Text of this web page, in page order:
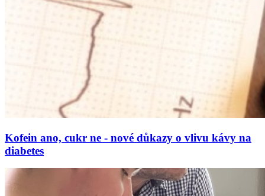
Kofein ano, cukr ne - nové důkazy o vlivu kávy na
diabetes